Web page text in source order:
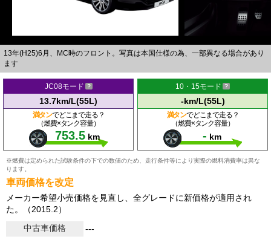
13年(H25)6月、MC時のフロント。写真は本国仕様の為、一部異なる場合があり
ます
JC08モード
13.7km/L(55L)
満タンでどこまで走る？
（燃費×タンク容量）
753.5 km
10・15モード
-km/L(55L)
満タンでどこまで走る？
（燃費×タンク容量）
- km
※燃費は定められた試験条件の下での数値のため、走行条件等により実際の燃料消費率は異な
ります。
車両価格を改定
メーカー希望小売価格を見直し、全グレードに新価格が適用され
た。（2015.2）
中古車価格
---